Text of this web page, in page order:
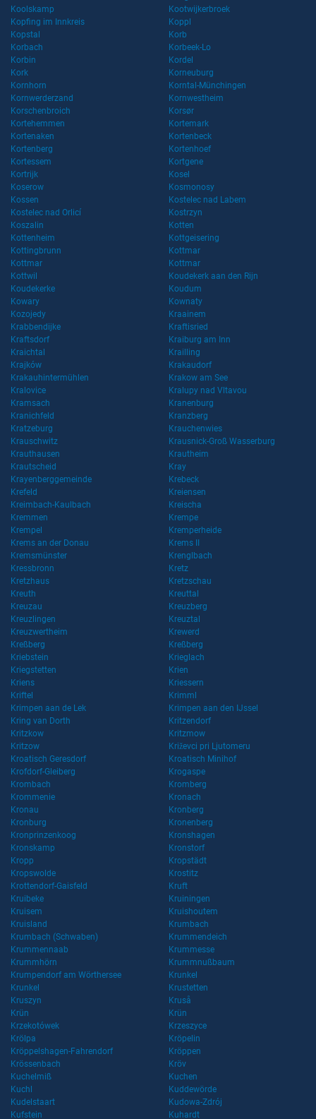
Koolskamp
Kootwijkerbroek
Kopfing im Innkreis
Koppl
Kopstal
Korb
Korbach
Korbeek-Lo
Korbin
Kordel
Kork
Korneuburg
Kornhorn
Korntal-Münchingen
Kornwerderzand
Kornwestheim
Korschenbroich
Korsør
Kortehemmen
Kortemark
Kortenaken
Kortenbeck
Kortenberg
Kortenhoef
Kortessem
Kortgene
Kortrijk
Kosel
Koserow
Kosmonosy
Kossen
Kostelec nad Labem
Kostelec nad Orlicí
Kostrzyn
Koszalin
Kotten
Kottenheim
Kottgeisering
Kottingbrunn
Kottmar
Kottmar
Kottmar
Kottwil
Koudekerk aan den Rijn
Koudekerke
Koudum
Kowary
Kownaty
Kozojedy
Kraainem
Krabbendijke
Kraftisried
Kraftsdorf
Kraiburg am Inn
Kraichtal
Krailling
Krajków
Krakaudorf
Krakauhintermühlen
Krakow am See
Kralovice
Kralupy nad Vltavou
Kramsach
Kranenburg
Kranichfeld
Kranzberg
Kratzeburg
Krauchenwies
Krauschwitz
Krausnick-Groß Wasserburg
Krauthausen
Krautheim
Krautscheid
Kray
Krayenberggemeinde
Krebeck
Krefeld
Kreiensen
Kreimbach-Kaulbach
Kreischa
Kremmen
Krempe
Krempel
Kremperheide
Krems an der Donau
Krems II
Kremsmünster
Krenglbach
Kressbronn
Kretz
Kretzhaus
Kretzschau
Kreuth
Kreuttal
Kreuzau
Kreuzberg
Kreuzlingen
Kreuztal
Kreuzwertheim
Krewerd
Kreßberg
Kreßberg
Kriebstein
Krieglach
Kriegstetten
Krien
Kriens
Kriessern
Kriftel
Krimml
Krimpen aan de Lek
Krimpen aan den IJssel
Kring van Dorth
Kritzendorf
Kritzkow
Kritzmow
Kritzow
Križevci pri Ljutomeru
Kroatisch Geresdorf
Kroatisch Minihof
Krofdorf-Gleiberg
Krogaspe
Krombach
Kromberg
Krommenie
Kronach
Kronau
Kronberg
Kronburg
Kronenberg
Kronprinzenkoog
Kronshagen
Kronskamp
Kronstorf
Kropp
Kropstädt
Kropswolde
Krostitz
Krottendorf-Gaisfeld
Kruft
Kruibeke
Kruiningen
Kruisem
Kruishoutem
Kruisland
Krumbach
Krumbach (Schwaben)
Krummendeich
Krummennaab
Krummesse
Krummhörn
Krummnußbaum
Krumpendorf am Wörthersee
Krunkel
Krunkel
Krustetten
Kruszyn
Kruså
Krün
Krün
Krzekotówek
Krzeszyce
Krölpa
Kröpelin
Kröppelshagen-Fahrendorf
Kröppen
Krössenbach
Kröv
Kuchelmiß
Kuchen
Kuchl
Kuddewörde
Kudelstaart
Kudowa-Zdrój
Kufstein
Kuhardt